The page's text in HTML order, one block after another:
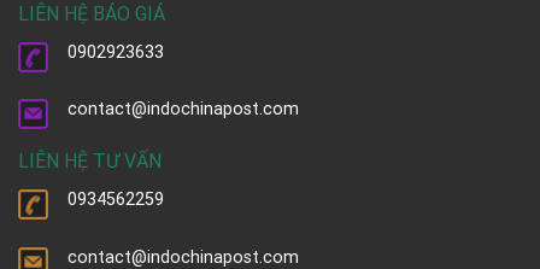
LIÊN HỆ BÁO GIÁ
0902923633
contact@indochinapost.com
LIÊN HỆ TƯ VẤN
0934562259
contact@indochinapost.com